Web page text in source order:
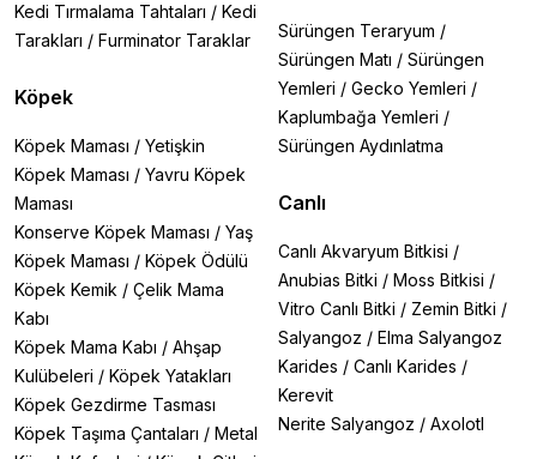
Kedi Tırmalama Tahtaları / Kedi
Tarakları / Furminator Taraklar
Köpek
Köpek Maması / Yetişkin
Köpek Maması / Yavru Köpek
Maması
Konserve Köpek Maması / Yaş
Köpek Maması / Köpek Ödülü
Köpek Kemik / Çelik Mama
Kabı
Köpek Mama Kabı / Ahşap
Kulübeleri / Köpek Yatakları
Köpek Gezdirme Tasması
Köpek Taşıma Çantaları / Metal
Sürüngen Teraryum /
Sürüngen Matı / Sürüngen
Yemleri / Gecko Yemleri /
Kaplumbağa Yemleri /
Sürüngen Aydınlatma
Canlı
Canlı Akvaryum Bitkisi /
Anubias Bitki / Moss Bitkisi /
Vitro Canlı Bitki / Zemin Bitki /
Salyangoz / Elma Salyangoz
Karides / Canlı Karides /
Kerevit
Nerite Salyangoz / Axolotl